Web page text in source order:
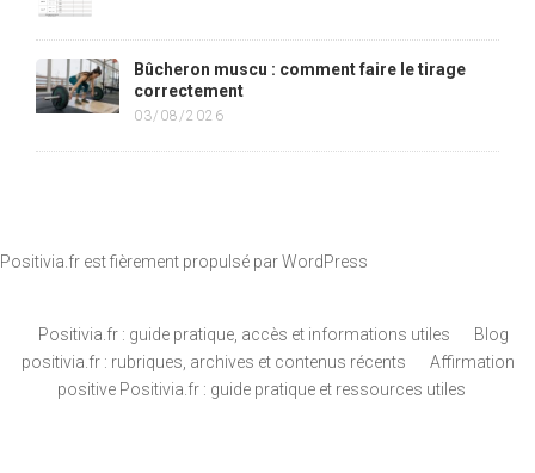
Bûcheron muscu : comment faire le tirage
correctement
03/08/2026
Positivia.fr est fièrement propulsé parWordPress
Positivia.fr : guide pratique, accès et informations utiles
Blog
positivia.fr : rubriques, archives et contenus récents
Affirmation
positive Positivia.fr : guide pratique et ressources utiles